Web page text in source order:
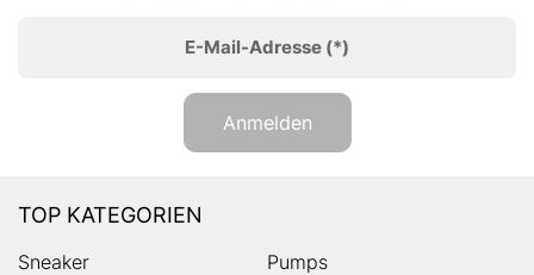
E-Mail-Adresse (*)
Anmelden
TOP KATEGORIEN
Sneaker
Pumps